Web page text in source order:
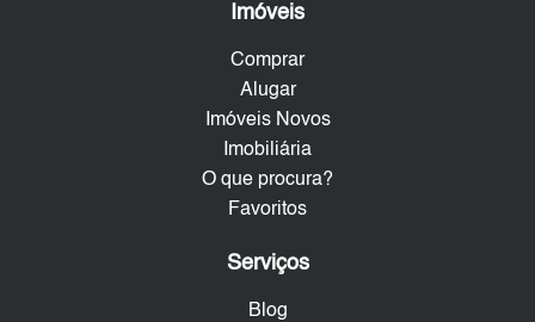
Imóveis
Comprar
Alugar
Imóveis Novos
Imobiliária
O que procura?
Favoritos
Serviços
Blog